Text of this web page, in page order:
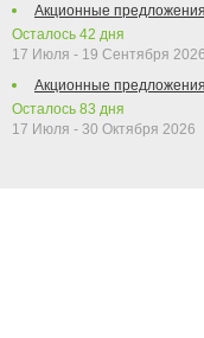
Акционные
Осталось 42 дня
17 Июля - 19 Сентября 2026
Акционные
Осталось 83 дня
17 Июля - 30 Октября 2026